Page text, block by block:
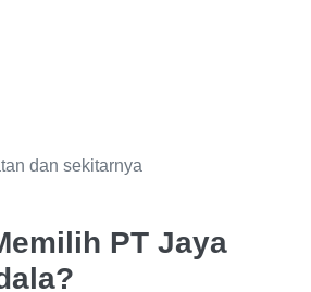
dan sekitarnya
PT Jaya